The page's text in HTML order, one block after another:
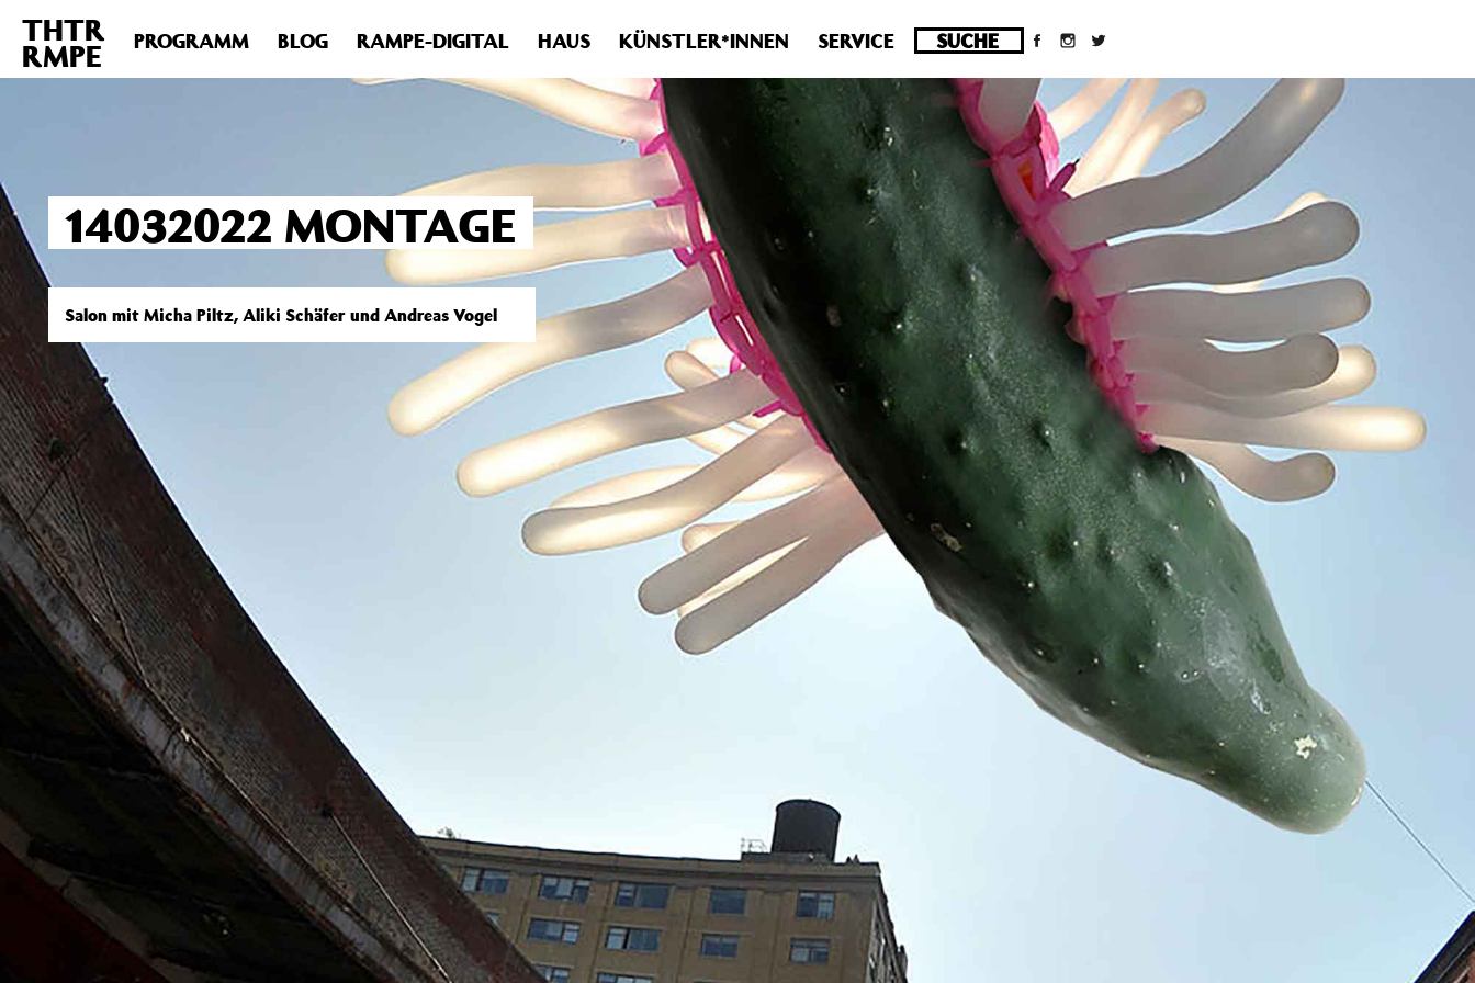
Deprecated : Die Funktion post_permalink ist seit Version 4.4.0 veraltet! Verwende stattdessen get_permalink(). in /homepages/10/d43051023/htdocs/wordpress/wp-
includes/functions.phpon line6031
THTR
RMPE PROGRAMM BLOG RAMPE-DIGITAL HAUS KÜNSTLER*INNEN SERVICE
14032022 MONTAGE
Salon mit Micha Piltz, Aliki Schäfer und Andreas Vogel